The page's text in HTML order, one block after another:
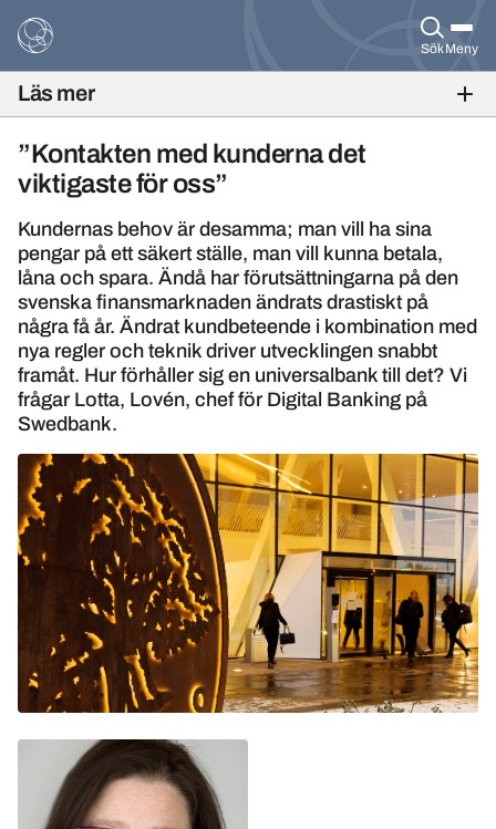
SökMeny
”Kontakten med kunderna det
viktigaste för oss”
Kundernas behov är desamma; man vill ha sina
pengar på ett säkert ställe, man vill kunna betala,
låna och spara. Ändå har förutsättningarna på den
svenska finansmarknaden ändrats drastiskt på
några få år. Ändrat kundbeteende i kombination med
nya regler och teknik driver utvecklingen snabbt
framåt. Hur förhåller sig en universalbank till det? Vi
frågar Lotta, Lovén, chef för Digital Banking på
Swedbank.
Läs mer